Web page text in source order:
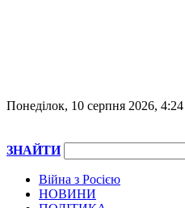
Понеділок, 10 серпня 2026, 4:24
ЗНАЙТИ
Війна з Росією
НОВИНИ